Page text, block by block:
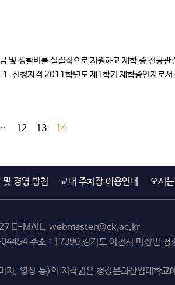
생활비를 실질적으로 지원하고 재학 중 전공관
신청자격 2011학년도 제1학기 재학중인자로서
12 13 14
및 경영 방침 교내 주차장 이용안내 오시
E-MAIL. webmaster@ck.ac.kr
주소 : 17390 경기도 이천시 마장면 청
지, 영상 등)의 저작권은 청강문화산업대학교